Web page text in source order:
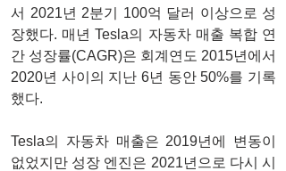
서 2021년 2분기 100억 달러 이상으로 성
장했다. 매년 Tesla의 자동차 매출 복합 연
간 성장률(CAGR)은 회계연도 2015년에서
2020년 사이의 지난 6년 동안 50%를 기록
했다.
Tesla의 자동차 매출은 2019년에 변동이
없었지만 성장 엔진은 2021년으로 다시 시